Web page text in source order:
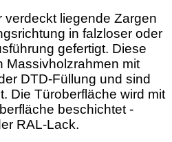
verdeckt liegende Zargen
in falzloser oder
gefertigt. Diese
Massivholzrahmen mit
DTD-Füllung und sind
Die Türoberfläche wird mit
beschichtet -
RAL-Lack.